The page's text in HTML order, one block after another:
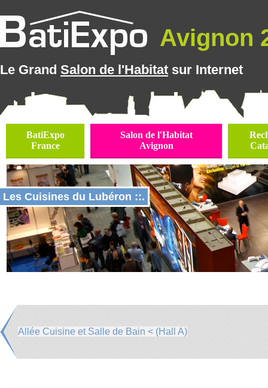
Avignon
Le Grand Salon de l'Habitat sur Internet
BatiExpo
France
Salon de l'Habitat
Avignon
Les Cuisines du Lubéron ::.
Allée Cuisine et Salle de Bain < (Hall A)